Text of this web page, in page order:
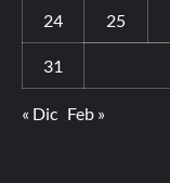
24 25
31
« Dic Feb »